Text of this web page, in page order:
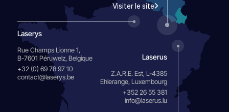
Visiter le site
Laserys
Rue Champs Lionne 1,
B-7601 Péruwelz, Belgique
+32 (0) 69 78 97 10
contact@laserys.be
Laserus
Z.A.R.E. Est, L-4385
Ehlerange, Luxembourg
+352 26 55 381
info@laserus.lu